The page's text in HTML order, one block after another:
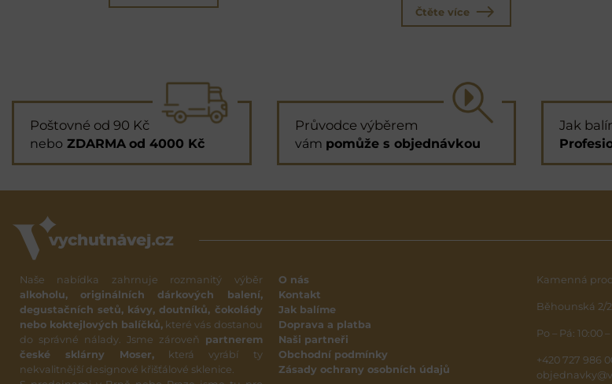
Čtěte více
Poštovné od 90 Kč
nebo ZDARMA od 4000 Kč
Průvodce výběrem
vám pomůže s objednávkou
Jak
Naše nabídka zahrnuje rozmanitý výběr
alkoholu, originálních dárkových balení,
degustačních setů, kávy, doutníků, čokolády
nebo koktejlových balíčků, které vás dostanou
do správné nálady. Jsme zároveň partnerem
české sklárny Moser, která vyrábí ty
nekvalitnější designové křišťálové sklenice.
O nás
Kontakt
Jak balíme
Doprava a platba
Naši partneři
Obchodní podmínky
Zásady ochrany osobních údajů
Kamenná
Běhounská 2/
Po – Pá: 10:00
+420 727 986